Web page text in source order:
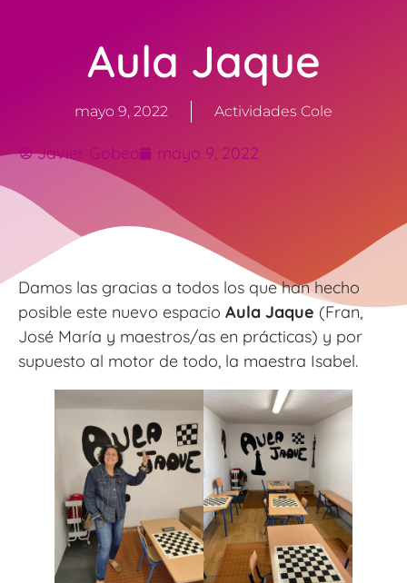
Aula Jaque
mayo 9, 2022 Actividades Cole
Javier Gobea mayo 9, 2022
Damos las gracias a todos los que han hecho
posible este nuevo espacio Aula Jaque (Fran,
José María y maestros/as en prácticas) y por
supuesto al motor de todo, la maestra Isabel.